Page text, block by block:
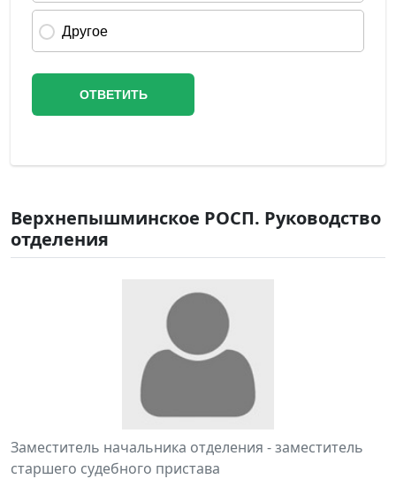
Верхнепышминское РОСП. Руководство
отделения
Заместитель начальника отделения - заместитель
старшего судебного пристава